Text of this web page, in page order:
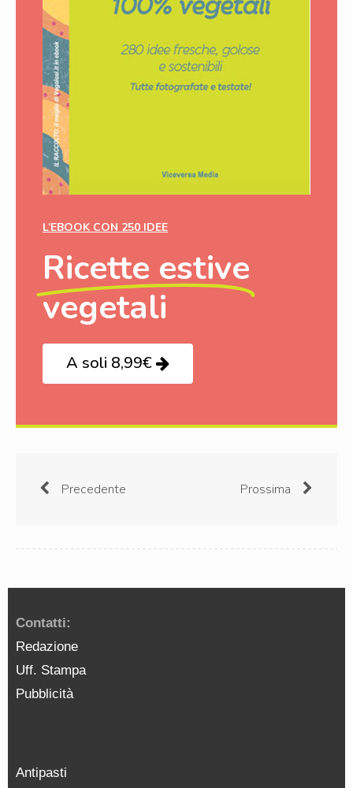
L’EBOOK CON 250 IDEE
Ricette estive
vegetali
A soli 8,99€
Precedente Prossima
Contatti:
Redazione
Uff. Stampa
Pubblicità
Antipasti